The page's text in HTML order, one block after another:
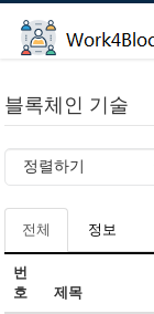
블록체인 기술
전체 정보
번
호
제목